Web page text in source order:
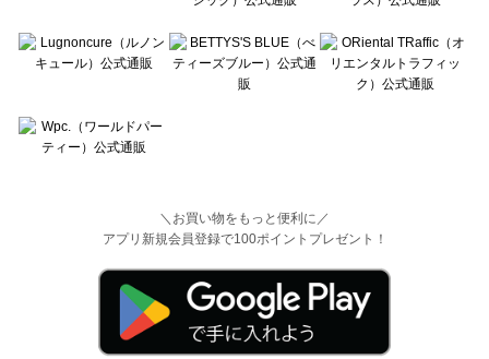
＼お買い物をもっと便利に／
アプリ新規会員登録で100ポイントプレゼント！